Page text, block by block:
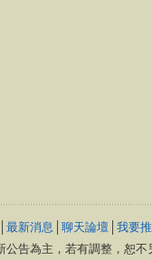
最新消息 聊天論壇 我要
告為主，若有調整，恕